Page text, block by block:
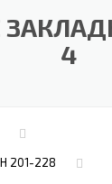
4
201-228